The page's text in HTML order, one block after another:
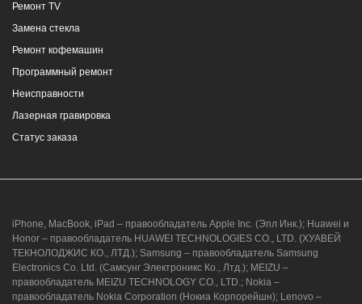
Ремонт TV
Замена стекла
Ремонт кофемашин
Программный ремонт
Неисправности
Лазерная гравировка
Статус заказа
iPhone, MacBook, iPad – правообладатель Apple Inc. (Эпл Инк.); Huawei и
Honor – правообладатель HUAWEI TECHNOLOGIES CO., LTD. (ХУАВЕЙ
ТЕКНОЛОДЖИС КО., ЛТД.); Samsung – правообладатель Samsung
Electronics Co. Ltd. (Самсунг Электроникс Ко., Лтд.); MEIZU –
правообладатель MEIZU TECHNOLOGY CO., LTD.; Nokia –
правообладатель Nokia Corporation (Нокиа Корпорейшн); Lenovo –